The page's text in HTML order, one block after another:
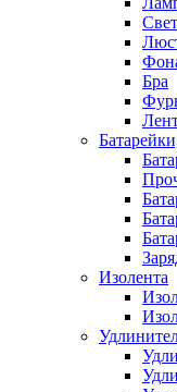
Бра
Изолента